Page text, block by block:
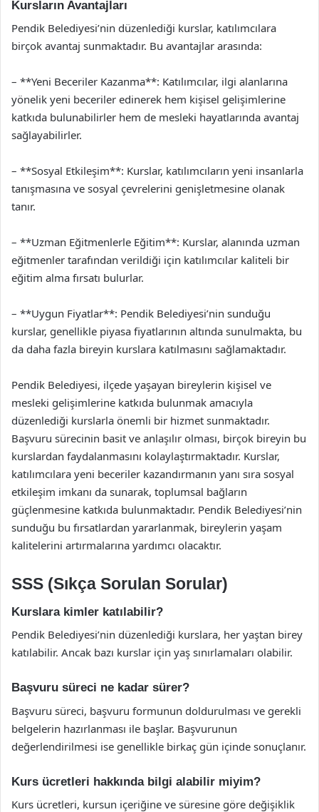
Kursların Avantajları
Pendik Belediyesi’nin düzenlediği kurslar, katılımcılara
birçok avantaj sunmaktadır. Bu avantajlar arasında:
– **Yeni Beceriler Kazanma**: Katılımcılar, ilgi alanlarına
yönelik yeni beceriler edinerek hem kişisel gelişimlerine
katkıda bulunabilirler hem de mesleki hayatlarında avantaj
sağlayabilirler.
– **Sosyal Etkileşim**: Kurslar, katılımcıların yeni insanlarla
tanışmasına ve sosyal çevrelerini genişletmesine olanak
tanır.
– **Uzman Eğitmenlerle Eğitim**: Kurslar, alanında uzman
eğitmenler tarafından verildiği için katılımcılar kaliteli bir
eğitim alma fırsatı bulurlar.
– **Uygun Fiyatlar**: Pendik Belediyesi’nin sunduğu
kurslar, genellikle piyasa fiyatlarının altında sunulmakta, bu
da daha fazla bireyin kurslara katılmasını sağlamaktadır.
Pendik Belediyesi, ilçede yaşayan bireylerin kişisel ve
mesleki gelişimlerine katkıda bulunmak amacıyla
düzenlediği kurslarla önemli bir hizmet sunmaktadır.
Başvuru sürecinin basit ve anlaşılır olması, birçok bireyin bu
kurslardan faydalanmasını kolaylaştırmaktadır. Kurslar,
katılımcılara yeni beceriler kazandırmanın yanı sıra sosyal
etkileşim imkanı da sunarak, toplumsal bağların
güçlenmesine katkıda bulunmaktadır. Pendik Belediyesi’nin
sunduğu bu fırsatlardan yararlanmak, bireylerin yaşam
kalitelerini artırmalarına yardımcı olacaktır.
SSS (Sıkça Sorulan Sorular)
Kurslara kimler katılabilir?
Pendik Belediyesi’nin düzenlediği kurslara, her yaştan birey
katılabilir. Ancak bazı kurslar için yaş sınırlamaları olabilir.
Başvuru süreci ne kadar sürer?
Başvuru süreci, başvuru formunun doldurulması ve gerekli
belgelerin hazırlanması ile başlar. Başvurunun
değerlendirilmesi ise genellikle birkaç gün içinde sonuçlanır.
Kurs ücretleri hakkında bilgi alabilir miyim?
Kurs ücretleri, kursun içeriğine ve süresine göre değişiklik